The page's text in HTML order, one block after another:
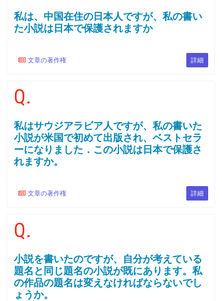
私は、中国在住の日本人ですが、私の書い
た小説は日本で保護されますか
文章の著作権 詳細
Q.
私はサウジアラビア人ですが、私の書いた
小説が米国で初めて出版され、ベストセラ
ーになりました．この小説は日本で保護さ
れますか。
文章の著作権 詳細
Q.
小説を書いたのですが、自分が考えている
題名と同じ題名の小説が既にあります。私
の作品の題名は変えなければならないでし
ょうか。